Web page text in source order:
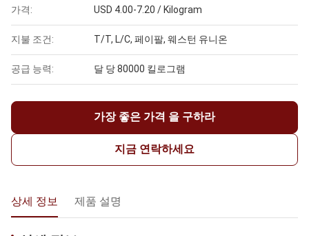
가격: USD 4.00-7.20 / Kilogram
지불 조건: T/T, L/C, 페이팔, 웨스턴 유니온
공급 능력: 달 당 80000 킬로그램
가장 좋은 가격 을 구하라
지금 연락하세요
상세 정보 제품 설명